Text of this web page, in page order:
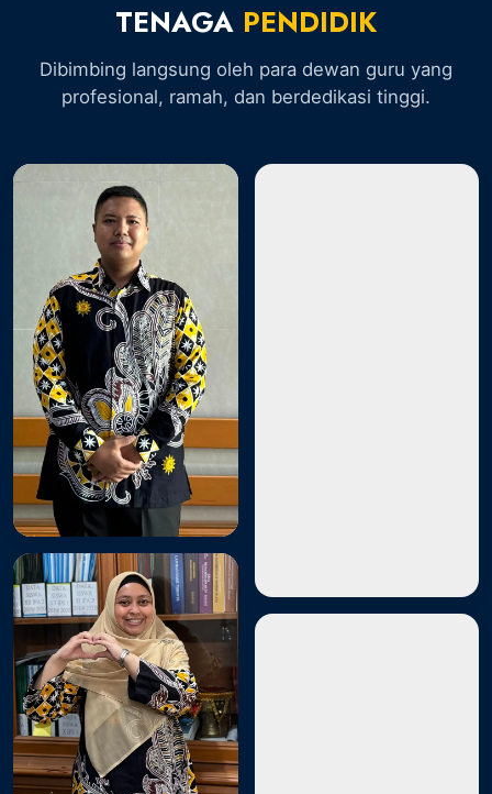
TENAGA PENDIDIK
Dibimbing langsung oleh para dewan guru yang
profesional, ramah, dan berdedikasi tinggi.